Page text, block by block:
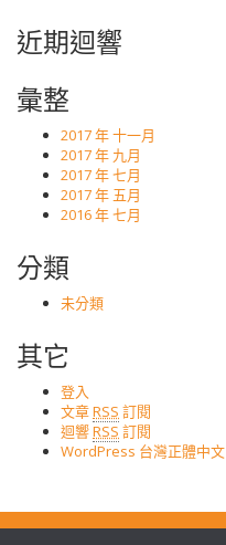
近期迴響
彙整
2017 年 十一月
2017 年 九月
2017 年 七月
2017 年 五月
2016 年 七月
分類
未分類
其它
登入
文章RSS 訂閱
迴響RSS 訂閱
WordPress 台灣正體中文